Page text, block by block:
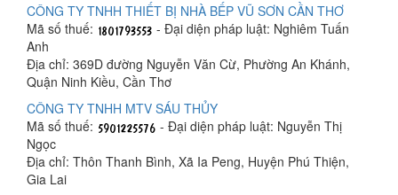
CÔNG TY TNHH THIẾT BỊ NHÀ BẾP VŨ SƠN CẦN THƠ
Mã số thuế:
- Đại diện pháp luật: Nghiêm Tuấn
Anh
Địa chỉ: 369D đường Nguyễn Văn Cừ, Phường An Khánh,
Quận Ninh Kiều, Cần Thơ
CÔNG TY TNHH MTV SÁU THỦY
Mã số thuế:
- Đại diện pháp luật: Nguyễn Thị
Ngọc
Địa chỉ: Thôn Thanh Bình, Xã Ia Peng, Huyện Phú Thiện,
Gia Lai